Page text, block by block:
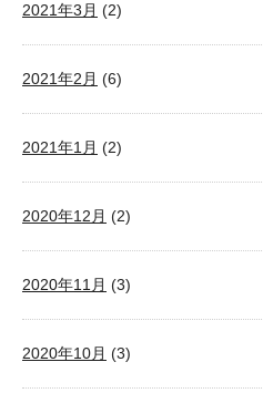
2021年3月 (2)
2021年2月 (6)
2021年1月 (2)
2020年12月 (2)
2020年11月 (3)
2020年10月 (3)